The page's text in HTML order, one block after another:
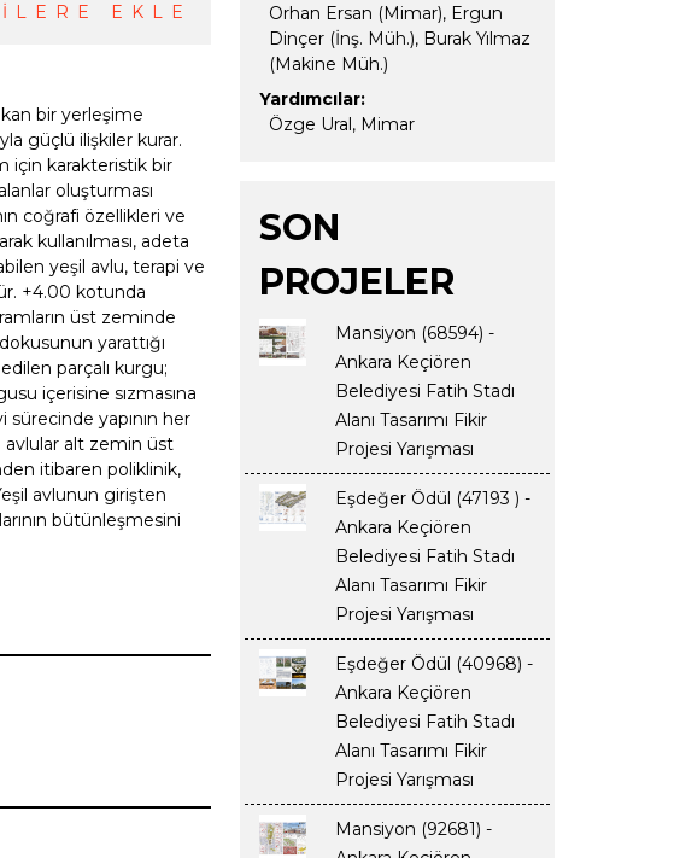
EKLE
bir yerleşime
güçlü ilişkiler kurar.
için karakteristik bir
oluşturması
coğrafi özellikleri ve
kullanılması, adeta
yeşil avlu, terapi ve
+4.00 kotunda
üst zeminde
yarattığı
parçalı kurgu;
içerisine sızmasına
sürecinde yapının her
avlular alt zemin üst
itibaren poliklinik,
avlunun girişten
bütünleşmesini
Orhan Ersan (Mimar), Ergun
Dinçer (İnş. Müh.), Burak Yılmaz
(Makine Müh.)
Yardımcılar:
Özge Ural, Mimar
SON
PROJELER
Mansiyon (68594) -
Ankara Keçiören
Belediyesi Fatih Stadı
Alanı Tasarımı Fikir
Projesi Yarışması
Eşdeğer Ödül (47193 ) -
Ankara Keçiören
Belediyesi Fatih Stadı
Alanı Tasarımı Fikir
Projesi Yarışması
Eşdeğer Ödül (40968) -
Ankara Keçiören
Belediyesi Fatih Stadı
Alanı Tasarımı Fikir
Projesi Yarışması
Mansiyon (92681) -